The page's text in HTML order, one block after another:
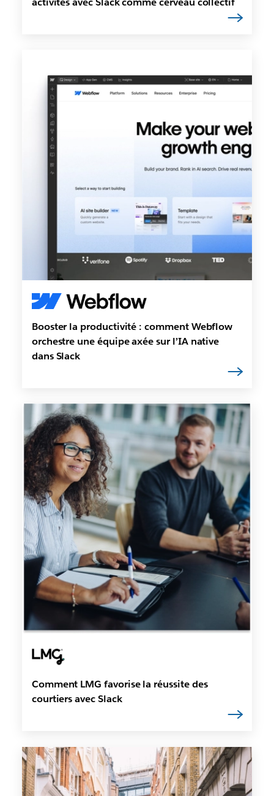
Booster la productivité : comment Webflow
orchestre une équipe axée sur l’IA native
dans Slack
Comment LMG favorise la réussite des
courtiers avec Slack